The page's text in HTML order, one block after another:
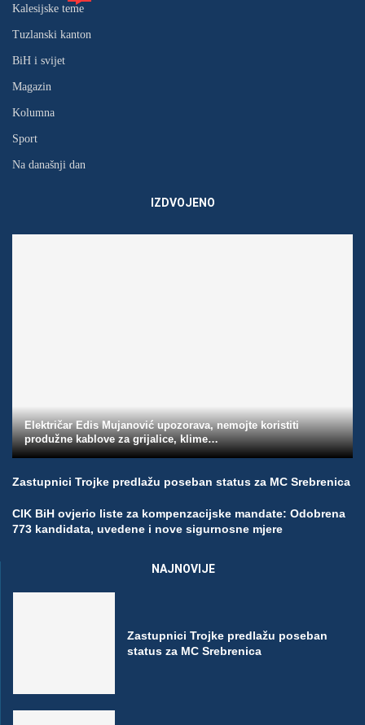
Kalesijske teme
Tuzlanski kanton
BiH i svijet
Magazin
Kolumna
Sport
Na današnji dan
IZDVOJENO
Električar Edis Mujanović upozorava, nemojte koristiti
produžne kablove za grijalice, klime…
Zastupnici Trojke predlažu poseban status za MC Srebrenica
CIK BiH ovjerio liste za kompenzacijske mandate: Odobrena
773 kandidata, uvedene i nove sigurnosne mjere
NAJNOVIJE
Zastupnici Trojke predlažu poseban
status za MC Srebrenica